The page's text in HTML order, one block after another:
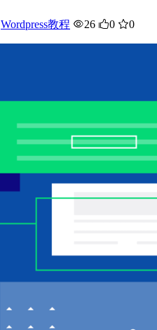
Wordpress教程 26 0 0